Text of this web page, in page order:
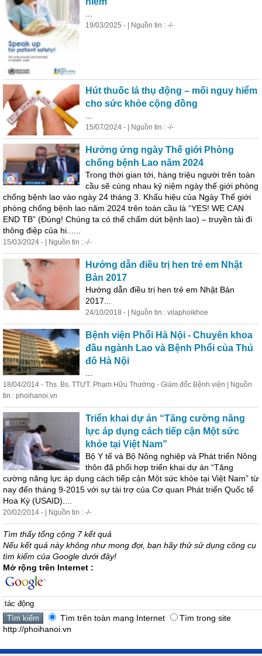
19/03/2025 - | Nguồn tin : -/-
Hút thuốc lá thụđộng – mối nguy hiểm
cho sức khỏe cộng đồng
15/07/2024 - | Nguồn tin : -/-
Hưởng ứng ngày Thế giới Phòng
chống bệnh Lao năm 2024
Trong thời gian tới, hàng triệu người trên toàn
cầu sẽ cùng nhau kỷ niệm ngày thế giới phòng
chống bệnh lao vào ngày 24 tháng 3. Khẩu hiệu của Ngày Thế giới
phòng chống bệnh lao năm 2024 trên toàn cầu là “YES! WE CAN
END TB” (Đúng! Chúng ta có thể chấm dứt bệnh lao) – truyền tải đi
thông điệp của hi......
15/03/2024 - | Nguồn tin : -/-
Hướng dẫn điều trị hen trẻ em Nhật
Bản 2017
Hướng dẫn điều trị hen trẻ em Nhật Bản
2017...
24/10/2018 - | Nguồn tin : vilaphoikhoe
Bệnh viện Phổi Hà Nội - Chuyên khoa
đầu ngành Lao và Bệnh Phổi của Thủ
đô Hà Nội
18/04/2014 - Ths. Bs. TTƯT. Phạm Hữu Thường - Giám đốc Bệnh viện | Nguồn
tin : phoihanoi.vn
Triển khai dự án “Tăng cường năng
lực áp dụng cách tiếp cận Một sức
khỏe tại Việt Nam”
Bộ Y tế và Bộ Nông nghiệp và Phát triển Nông
thôn đã phối hợp triển khai dự án “Tăng
cường năng lực áp dụng cách tiếp cận Một sức khỏe tại Việt Nam” từ
nay đến tháng 9-2015 với sự tài trợ của Cơ quan Phát triển Quốc tế
Hoa Kỳ (USAID)....
20/02/2014 - | Nguồn tin : -/-
Tìm thấy tổng cộng 7 kết quả
Nếu kết quả này không như mong đợi, bạn hãy thử sử dụng công cụ
tìm kiếm của Google dưới đây!
Mở rộng trên Internet :
Tìm trên toàn mạng Internet
Tìm trong site
http://phoihanoi.vn